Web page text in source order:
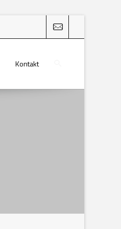
Kontakt